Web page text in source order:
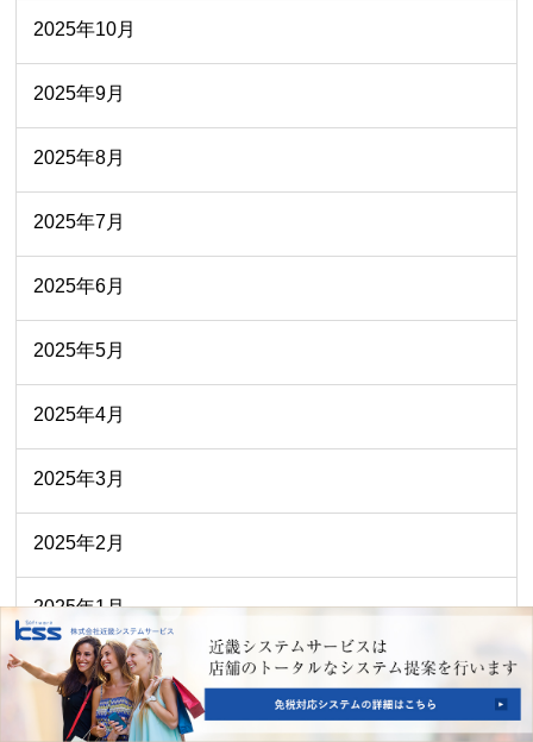
2025年10月
2025年9月
2025年8月
2025年7月
2025年6月
2025年5月
2025年4月
2025年3月
2025年2月
2025年1月
2024年12月
2024年11月